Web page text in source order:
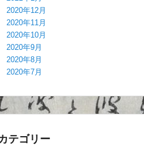
2020年12月
2020年11月
2020年10月
2020年9月
2020年8月
2020年7月
テゴリー